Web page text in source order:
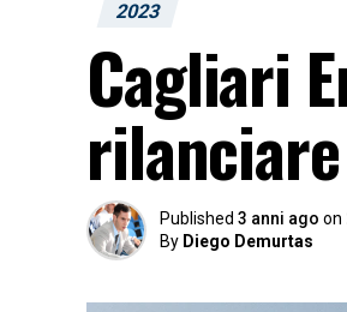
2023
Cagliari
Published 3 anni ago on
By Diego Demurtas